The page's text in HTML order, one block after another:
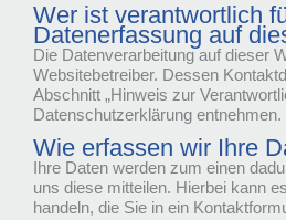
Wer ist verantwortlich
Datenerfassung auf
Die Datenverarbeitung auf dieser
Websitebetreiber. Dessen
Abschnitt „Hinweis zur
Datenschutzerklärung entnehmen.
Wie erfassen wir Ihre
Ihre Daten werden zum einen
uns diese mitteilen. Hierbei kann
handeln, die Sie in ein